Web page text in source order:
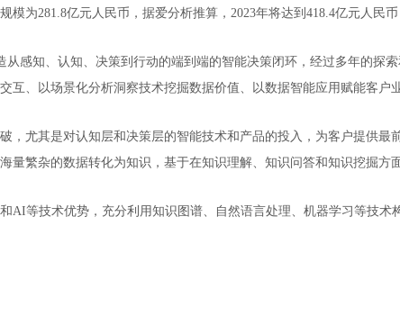
模为281.8亿元人民币，据爱分析推算，2023年将达到418.4亿元人民币
从感知、认知、决策到行动的端到端的智能决策闭环，经过多年的探
互、以场景化分析洞察技术挖掘数据价值、以数据智能应用赋能客户业
，尤其是对认知层和决策层的智能技术和产品的投入，为客户提供
量繁杂的数据转化为知识，基于在知识理解、知识问答和知识挖掘方
AI等技术优势，充分利用知识图谱、自然语言处理、机器学习等技术